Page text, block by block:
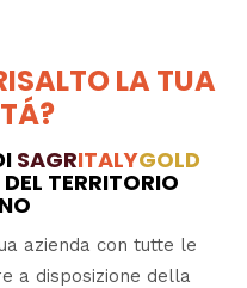
LA TUA
SAGRITALYGOLD
TERRITORIO
azienda con tutte le
a disposizione della